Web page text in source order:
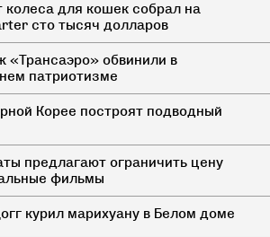
колеса для кошек собрал на
сто тысяч долларов
«Трансаэро» обвинили в
патриотизме
Корее построят подводный
предлагают ограничить цену
фильмы
курил марихуану в Белом доме